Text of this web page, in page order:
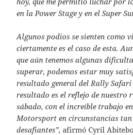
en la Power Stage y en el Super
Algunos podios se sienten como
ciertamente es el caso de esta.
que aún tenemos algunas
superar, podemos estar muy
resultado general del Rally Safari
resultado es el reflejo de nuestro
sábado, con el increíble trabajo
Motorsport en circunstancias tan
desafiantes”, afirmó Cyril